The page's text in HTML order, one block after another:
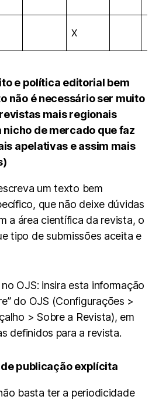
X
e política editorial bem
não é necessário ser muito
mais regionais
nicho de mercado que faz
apelativas e assim mais
um texto bem
que não deixe dúvidas
a área científica da revista, o
tipo de submissões aceita e
OJS: insira esta informação
do OJS (Configurações >
> Sobre a Revista), em
definidos para a revista.
de publicação explícita
basta ter a periodicidade